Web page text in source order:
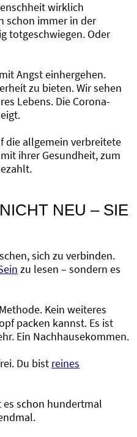
wirklich
schon immer in der
totgeschwiegen. Oder
Angst einhergehen.
zu bieten. Wir sehen
Lebens. Die Corona-
die allgemein verbreitete
ihrer Gesundheit, zum
NEU – SIE
sich zu verbinden.
zu lesen – sondern es
Kein weiteres
packen kannst. Es ist
Ein Nachhausekommen.
Du bist reines
es schon hundertmal